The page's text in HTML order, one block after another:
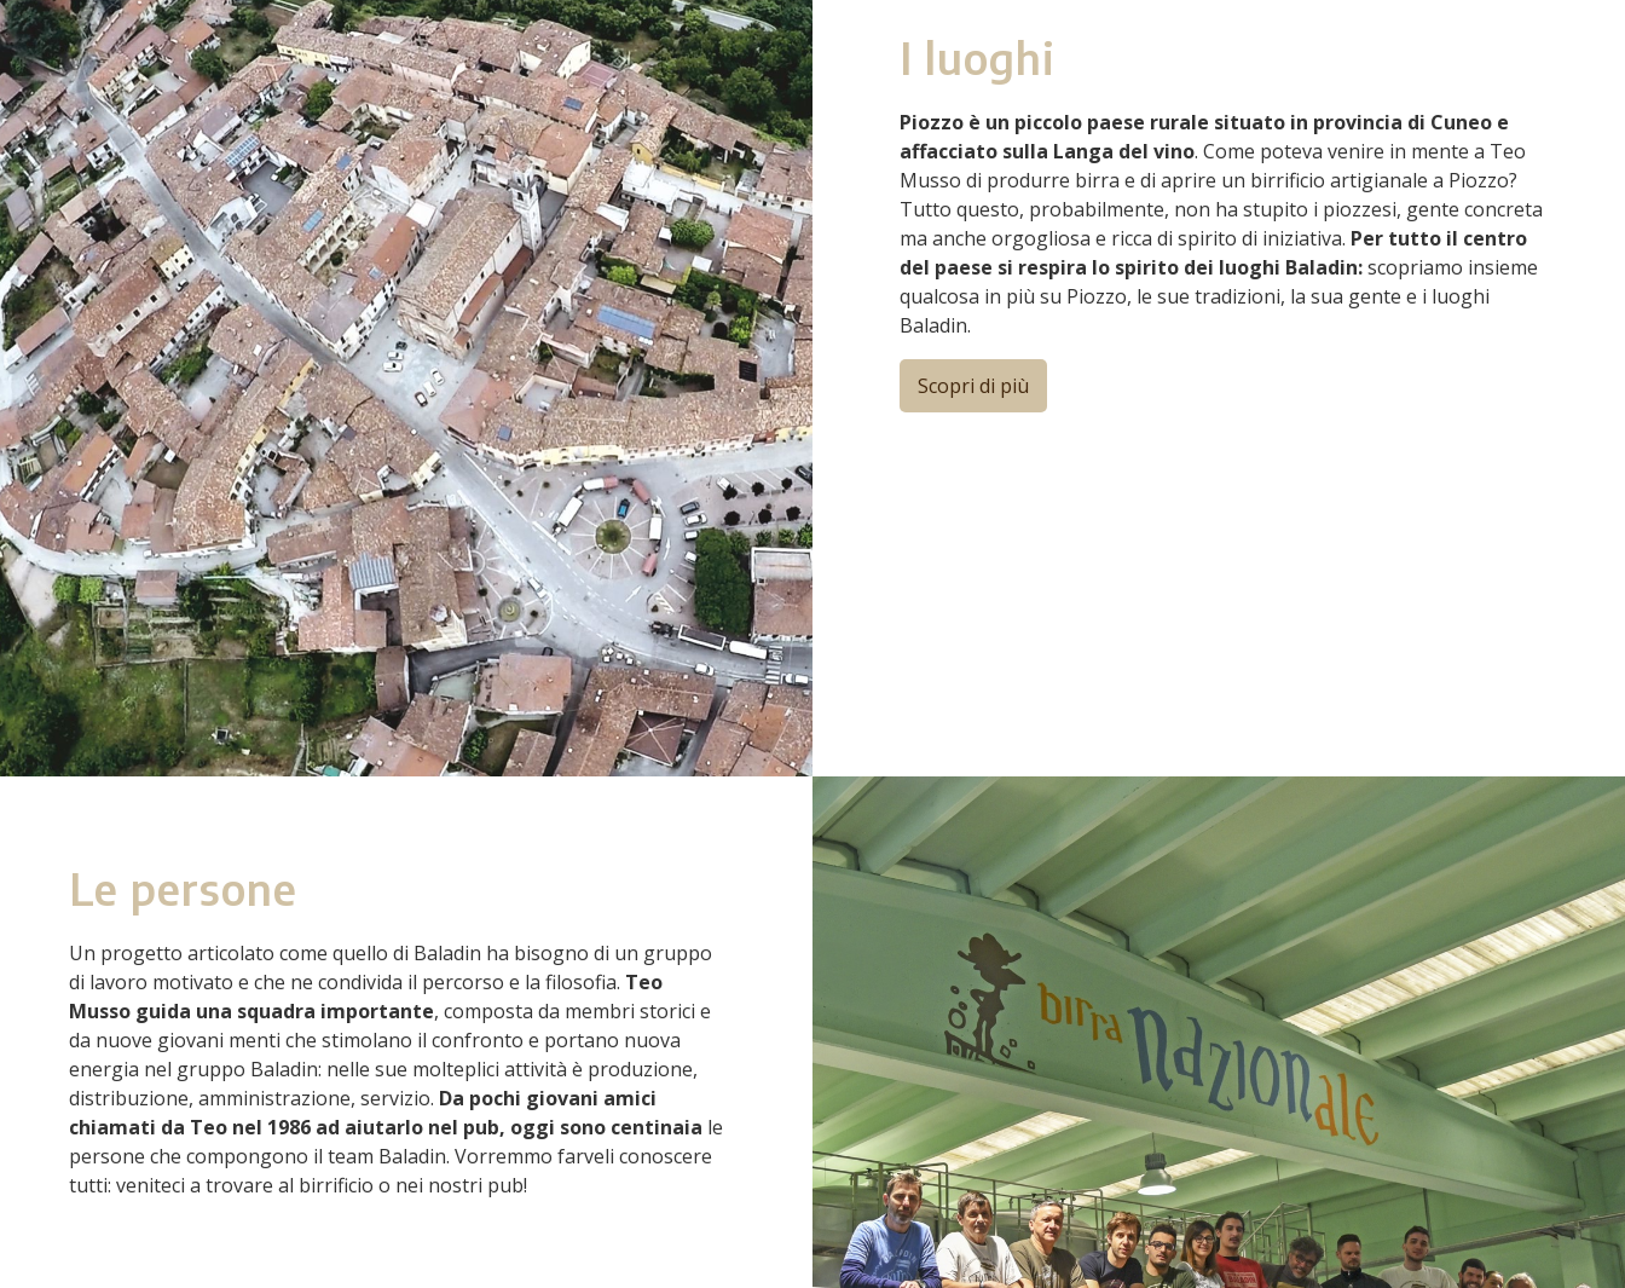
I luoghi
Piozzo è un piccolo paese rurale situato in provincia di Cuneo e
affacciato sulla Langa del vino. Come poteva venire in mente a Teo
Musso di produrre birra e di aprire un birrificio artigianale a Piozzo?
Tutto questo, probabilmente, non ha stupito i piozzesi, gente concreta
ma anche orgogliosa e ricca di spirito di iniziativa. Per tutto il centro
del paese si respira lo spirito dei luoghi Baladin:scopriamo insieme
qualcosa in più su Piozzo, le sue tradizioni, la sua gente e i luoghi
Baladin.
Scopri di più
Le persone
Un progetto articolato come quello di Baladin ha bisogno di un gruppo
di lavoro motivato e che ne condivida il percorso e la filosofia. Teo
Musso guida una squadra importante, composta da membri storici e
da nuove giovani menti che stimolano il confronto e portano nuova
energia nel gruppo Baladin: nelle sue molteplici attività è produzione,
distribuzione, amministrazione, servizio. Da pochi giovani amici
chiamati da Teo nel 1986 ad aiutarlo nel pub, oggi sono centinaia le
persone che compongono il team Baladin. Vorremmo farveli conoscere
tutti: veniteci a trovare al birrificio o nei nostri pub!